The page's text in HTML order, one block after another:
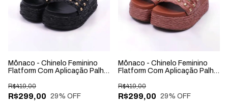
Mônaco - Chinelo Feminino
Flatform Com Aplicação Palha
R$299,00
R$419,00
29% OFF
Mônaco - Chinelo Feminino
Flatform Com Aplicação Palha
R$299,00
R$419,00
29% OFF